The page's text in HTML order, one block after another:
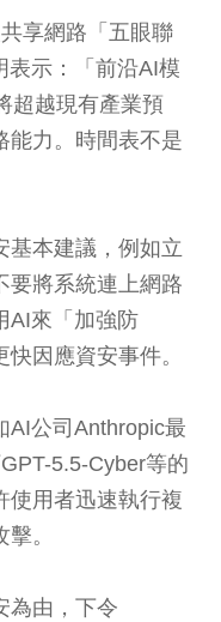
享網路「五眼聯
表示：「前沿AI模
超越現有產業預
能力。時間表不是
基本建議，例如立
要將系統連上網路
AI來「加強防
因應資安事件。
AI公司Anthropic最
5.5-Cyber等的
使用者迅速執行複
。
為由，下令